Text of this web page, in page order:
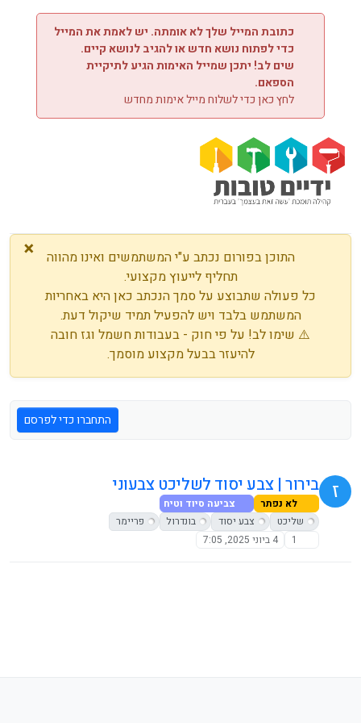
דילוג לתוכן
כתובת המייל שלך לא אומתה. יש לאמת את המייל
כדי לפתוח נושא חדש או להגיב לנושא קיים.
שים לב! יתכן שמייל האימות הגיע לתיקיית
הספאם.
לחץ כאן כדי לשלוח מייל אימות מחדש
×
התוכן בפורום נכתב ע"י המשתמשים ואינו מהווה
תחליף לייעוץ מקצועי.
כל פעולה שתבוצע על סמך הנכתב כאן היא באחריות
המשתמש בלבד ויש להפעיל תמיד שיקול דעת.
⚠️ שימו לב! על פי חוק - בעבודות חשמל וגז חובה
להיעזר בבעל מקצוע מוסמך.
התחברו כדי לפרסם
ז בירור | צבע יסוד לשליכט צבעוני
לא נפתר
צביעה סיוד וטיח
שליכט
צבע יסוד בונדרול
פריימר
1
4 ביוני 2025, 7:05